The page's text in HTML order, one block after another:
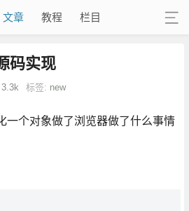
文章 教程 栏目
码实现
3.3k 标签: new
一个对象做了浏览器做了什么事情